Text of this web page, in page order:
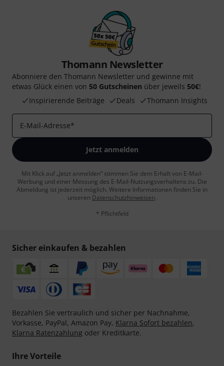
Thomann Newsletter
Abonniere den Thomann Newsletter und gewinne mit
etwas Glück einen von 50 Gutscheinen über jeweils 50€!
Inspirierende Beiträge
Deals Thomann Insights
E-Mail-Adresse*
Jetzt anmelden
Mit Klick auf „Jetzt anmelden“ stimmen Sie dem Erhalt von E-Mail-
Werbung und einer Messung des E-Mail-Nutzungsverhaltens zu. Die
Abmeldung ist jederzeit möglich. Weitere Informationen finden Sie in
unseren Datenschutzhinweisen.
* Pflichtfeld
Sicher einkaufen & bezahlen
Bezahlen Sie vertraulich und sicher per Nachnahme,
Vorkasse, PayPal, Amazon Pay, Klarna Sofort bezahlen,
Klarna Ratenzahlung oder Kreditkarte.
Ihre Vorteile